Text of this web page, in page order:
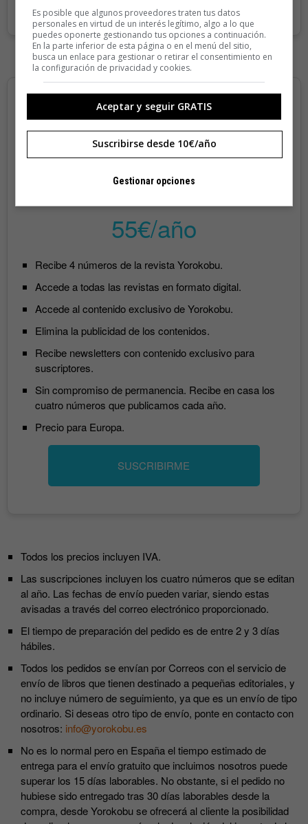
55€/año
Recibe 4 números de la revista Yorokobu.
Accede a todas las revistas en formato digital.
Accede al contenido exclusivo de Yorokobu.
Elimina la publicidad de los contenidos.
Recibe newsletters con contenido exclusivo para
suscriptores.
Sin compromiso de permanencia. Recibe en casa los
cuatro números que publicamos cada año.
Precio para Europa.
SUSCRIBIRME
Todos los precios incluyen IVA.
Las suscripciones incluyen los cuatro números que se editan
al año. Las fechas de envío pueden variar, siendo estas
avisadas a través del correo electrónico proporcionado.
El tiempo de preparación del pedido es de entre 2 y 3 días
hábiles.
Todos los pedidos se envían por Correos con el servicio de
envío de libros que tienen destinado a pequeñas editoriales, y
no incluye número de seguimiento, ya que es un envío de tipo
ordinario. Si deseas otro tipo de envío, ponte en contacto con
nosotros: info@yorokobu.es
No es lo normal pero en España el tiempo estimado de
entrega para el envío gratuito que incluimos nosotros puede
superar los 15 días laborables. No obstante, si el pedido no
hubiese sido entregado tras 30 días laborables desde la
compra, desde Yorokobu se ofrecerá al cliente la posibilidad
Es posible que algunos proveedores traten tus datos
personales en virtud de un interés legítimo, algo a lo que
puedes oponerte gestionando tus opciones a continuación.
En la parte inferior de esta página o en el menú del sitio,
busca un enlace para gestionar o retirar el consentimiento en
la configuración de privacidad y cookies.
Aceptar y seguir GRATIS
Suscribirse desde 10€/año
Gestionar opciones